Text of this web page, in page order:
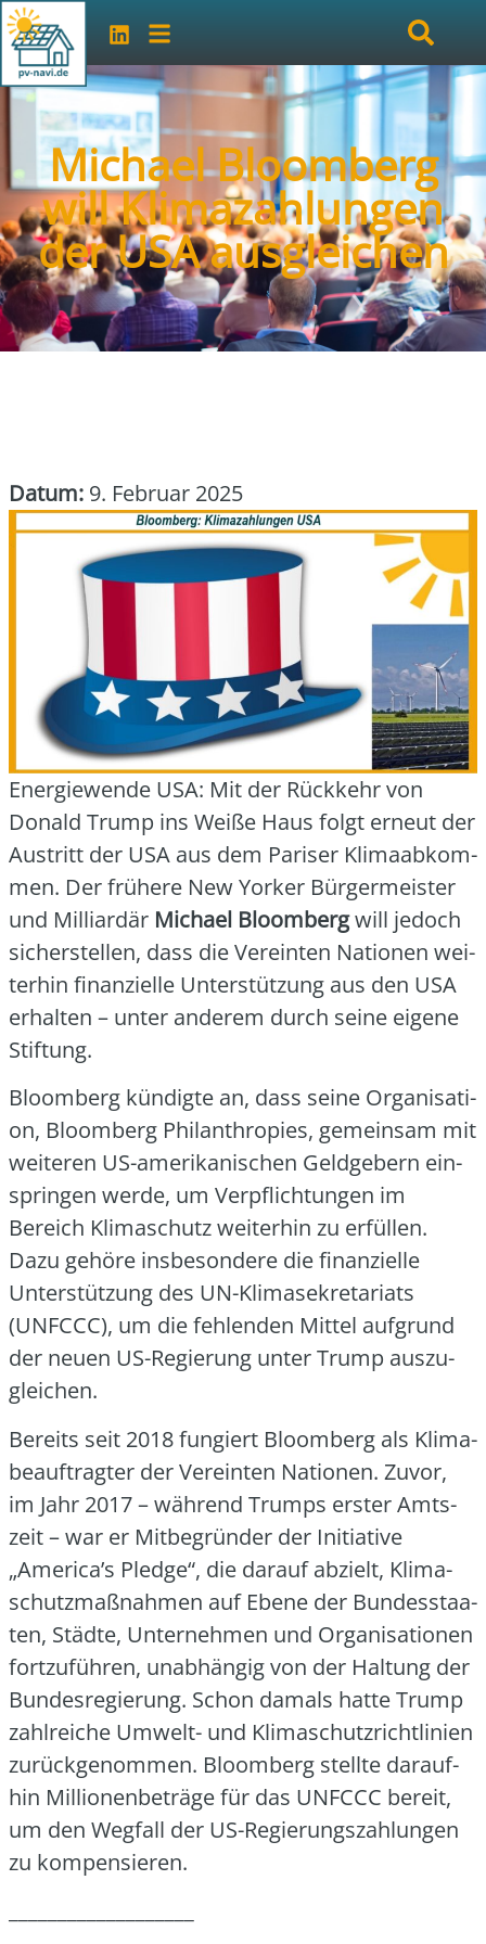
Michael Bloomberg
will Klimazahlungen
der USA ausgleichen
Datum: 9. Februar 2025
Ener­gie­wen­de USA: Mit der Rück­kehr von
Donald Trump ins Wei­ße Haus folgt erneut der
Aus­tritt der USA aus dem Pari­ser Kli­ma­ab­kom­
men. Der frü­he­re New Yor­ker Bür­ger­meis­ter
und Mil­li­ar­där Micha­el Bloom­bergwill jedoch
sicher­stel­len, dass die Ver­ein­ten Natio­nen wei­
ter­hin finan­zi­el­le Unter­stüt­zung aus den USA
erhal­ten – unter ande­rem durch sei­ne eige­ne
Stif­tung.
Bloom­berg kün­dig­te an, dass sei­ne Orga­ni­sa­ti­
on, Bloom­berg Phil­an­thro­pies, gemein­sam mit
wei­te­ren US-ame­ri­ka­ni­schen Geld­ge­bern ein­
sprin­gen wer­de, um Ver­pflich­tun­gen im
Bereich Kli­ma­schutz wei­ter­hin zu erfül­len.
Dazu gehö­re ins­be­son­de­re die finan­zi­el­le
Unter­stüt­zung des UN-Kli­ma­se­kre­ta­ri­ats
(UNFCCC), um die feh­len­den Mit­tel auf­grund
der neu­en US-Regie­rung unter Trump aus­zu­
glei­chen.
Bereits seit 2018 fun­giert Bloom­berg als Kli­ma­
be­auf­trag­ter der Ver­ein­ten Natio­nen. Zuvor,
im Jahr 2017 – wäh­rend Trumps ers­ter Amts­
zeit – war er Mit­be­grün­der der Initia­ti­ve
„America’s Pledge“, die dar­auf abzielt, Kli­ma­
schutz­maß­nah­men auf Ebe­ne der Bun­des­staa­
ten, Städ­te, Unter­neh­men und Orga­ni­sa­tio­nen
fort­zu­füh­ren, unab­hän­gig von der Hal­tung der
Bun­des­re­gie­rung. Schon damals hat­te Trump
zahl­rei­che Umwelt- und Kli­ma­schutz­richt­li­ni­en
zurück­ge­nom­men. Bloom­berg stell­te dar­auf­
hin Mil­lio­nen­be­trä­ge für das UNFCCC bereit,
um den Weg­fall der US-Regie­rungs­zah­lun­gen
zu kom­pen­sie­ren.